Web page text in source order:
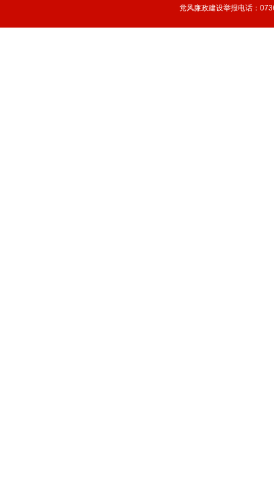
党风廉政建设举报电话：